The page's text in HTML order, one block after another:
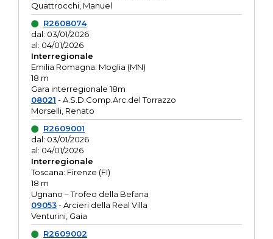
Quattrocchi, Manuel
R2608074
dal: 03/01/2026
al: 04/01/2026
Interregionale
Emilia Romagna: Moglia (MN)
18 m
Gara interregionale 18m
08021 - A.S.D.Comp.Arc.del Torrazzo
Morselli, Renato
R2609001
dal: 03/01/2026
al: 04/01/2026
Interregionale
Toscana: Firenze (FI)
18 m
Ugnano – Trofeo della Befana
09053- Arcieri della Real Villa
Venturini, Gaia
R2609002